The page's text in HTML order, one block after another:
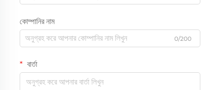
কোম্পানির নাম
0/200
বার্তা